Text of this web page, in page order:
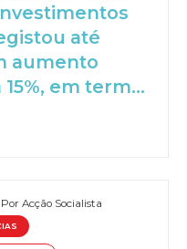
até
aumento
em term...
PorAcção Socialista